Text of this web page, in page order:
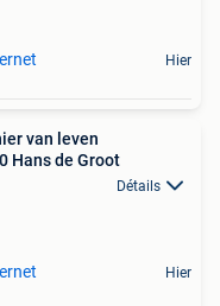
Hier
van leven
Hans de Groot
Détails
Hier